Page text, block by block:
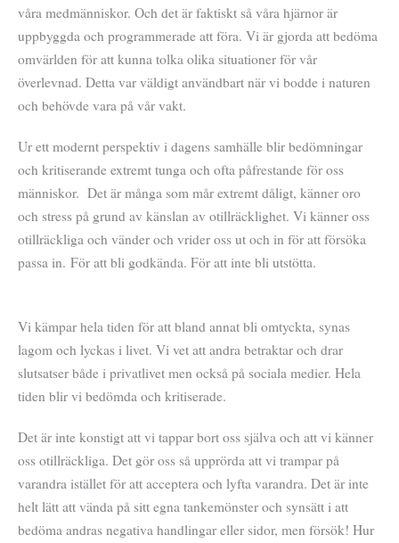
våra medmänniskor. Och det är faktiskt så våra hjärnor är
uppbyggda och programmerade att föra. Vi är gjorda att bedöma
omvärlden för att kunna tolka olika situationer för vår
överlevnad. Detta var väldigt användbart när vi bodde i naturen
och behövde vara på vår vakt.
Ur ett modernt perspektiv i dagens samhälle blir bedömningar
och kritiserande extremt tunga och ofta påfrestande för oss
människor. Det är många som mår extremt dåligt, känner oro
och stress på grund av känslan av otillräcklighet. Vi känner oss
otillräckliga och vänder och vrider oss ut och in för att försöka
passa in. För att bli godkända. För att inte bli utstötta.
Vi kämpar hela tiden för att bland annat bli omtyckta, synas
lagom och lyckas i livet. Vi vet att andra betraktar och drar
slutsatser både i privatlivet men också på sociala medier. Hela
tiden blir vi bedömda och kritiserade.
Det är inte konstigt att vi tappar bort oss själva och att vi känner
oss otillräckliga. Det gör oss så upprörda att vi trampar på
varandra istället för att acceptera och lyfta varandra. Det är inte
helt lätt att vända på sitt egna tankemönster och synsätt i att
bedöma andras negativa handlingar eller sidor, men försök! Hur